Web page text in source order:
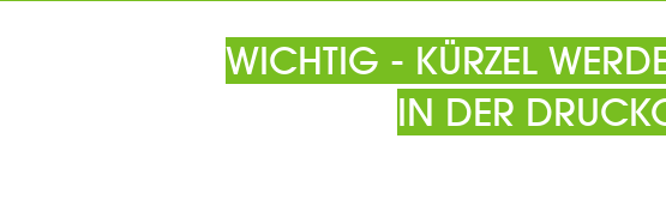
WICHTIG - KÜRZEL
IN DER